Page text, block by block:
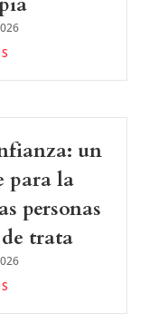
un
para la
personas
trata